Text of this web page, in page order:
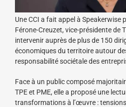
Une CCI a fait appel à Speakerwise
Férone-Creuzet, vice-présidente de
intervenir auprès de plus de 150
économiques du territoire autour
responsabilité sociétale des
Face à un public composé
TPE et PME, elle a proposé une
transformations à l’œuvre :